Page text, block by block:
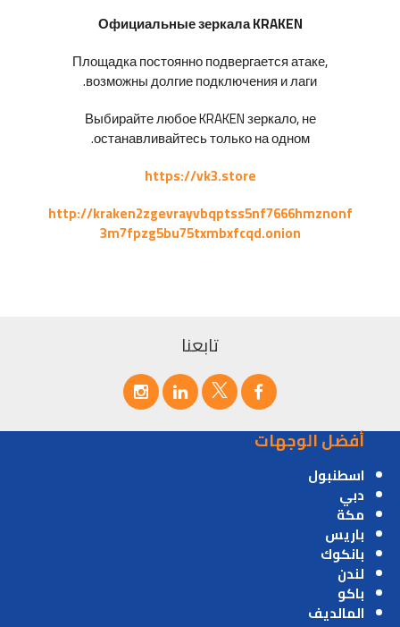
Официальные зеркала KRAKEN
Площадка постоянно подвергается атаке,
возможны долгие подключения и лаги.
Выбирайте любое KRAKEN зеркало, не
останавливайтесь только на одном.
https://vk3.store
http://kraken2zgevrayvbqptss5nf7666hmznonf
3m7fpzg5bu75txmbxfcqd.onion
تابعنا
أفضل الوجهات
اسطنبول
دبي
مكة
باريس
بانكوك
لندن
باكو
المالديف